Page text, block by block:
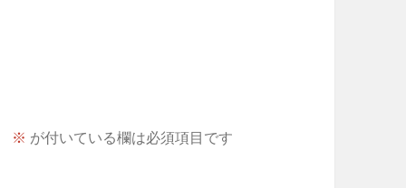
※ が付いている欄は必須項目です